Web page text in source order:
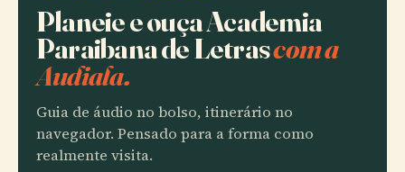
Planeie e ouça Academia
Paraibana de Letrascom a
Audiala.
Guia de áudio no bolso, itinerário no
navegador. Pensado para a forma como
realmente visita.